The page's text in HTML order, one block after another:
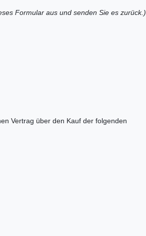
Formular aus und senden Sie es zurück.)
Vertrag über den Kauf der folgenden